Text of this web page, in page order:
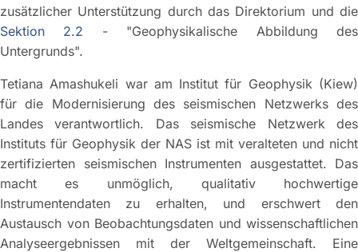
zusätzlicher Unterstützung durch das Direktorium und die
Sektion 2.2 - "Geophysikalische Abbildung des
Untergrunds".
Tetiana Amashukeli war am Institut für Geophysik (Kiew)
für die Modernisierung des seismischen Netzwerks des
Landes verantwortlich. Das seismische Netzwerk des
Instituts für Geophysik der NAS ist mit veralteten und nicht
zertifizierten seismischen Instrumenten ausgestattet. Das
macht es unmöglich, qualitativ hochwertige
Instrumentendaten zu erhalten, und erschwert den
Austausch von Beobachtungsdaten und wissenschaftlichen
Analyseergebnissen mit der Weltgemeinschaft. Eine